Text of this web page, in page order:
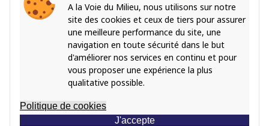
A la Voie du Milieu, nous utilisons sur notre
site des cookies et ceux de tiers pour assurer
une meilleure performance du site, une
navigation en toute sécurité dans le but
d'améliorer nos services en continu et pour
vous proposer une expérience la plus
qualitative possible.
Politique de cookies
J'accepte